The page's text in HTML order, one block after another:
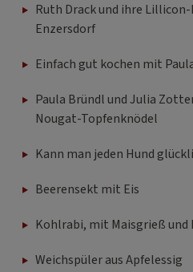
Ruth Drack und ihre Lillicon-
Enzersdorf
Einfach gut kochen mit
Paula Bründl und Julia
Nougat-Topfenknödel
Kann man jeden Hund
Beerensekt mit Eis
Kohlrabi, mit Maisgrieß
Weichspüler aus Apfelessig